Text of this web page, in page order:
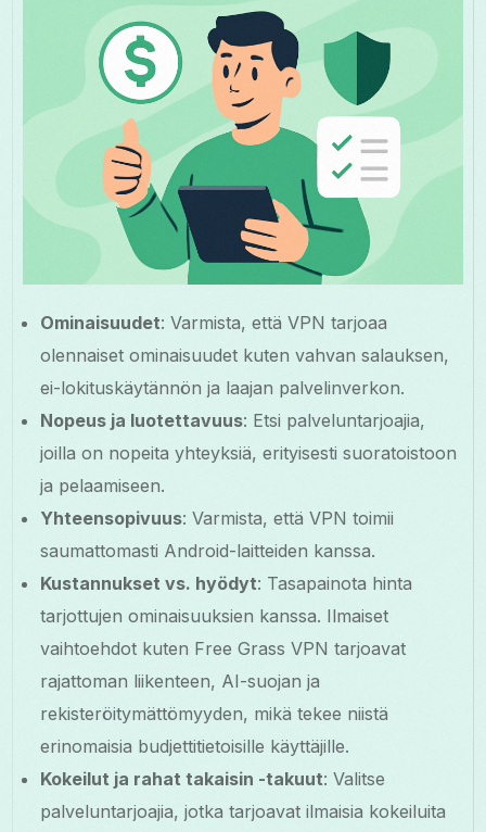
Ominaisuudet: Varmista, että VPN tarjoaa
olennaiset ominaisuudet kuten vahvan salauksen,
ei-lokituskäytännön ja laajan palvelinverkon.
Nopeus ja luotettavuus: Etsi palveluntarjoajia,
joilla on nopeita yhteyksiä, erityisesti suoratoistoon
ja pelaamiseen.
Yhteensopivuus: Varmista, että VPN toimii
saumattomasti Android-laitteiden kanssa.
Kustannukset vs. hyödyt: Tasapainota hinta
tarjottujen ominaisuuksien kanssa. Ilmaiset
vaihtoehdot kuten Free Grass VPN tarjoavat
rajattoman liikenteen, AI-suojan ja
rekisteröitymättömyyden, mikä tekee niistä
erinomaisia budjettitietoisille käyttäjille.
Kokeilut ja rahat takaisin -takuut: Valitse
palveluntarjoajia, jotka tarjoavat ilmaisia kokeiluita